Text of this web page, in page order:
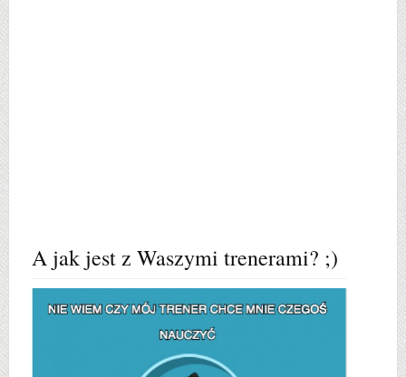
A jak jest z Waszymi trenerami? ;)